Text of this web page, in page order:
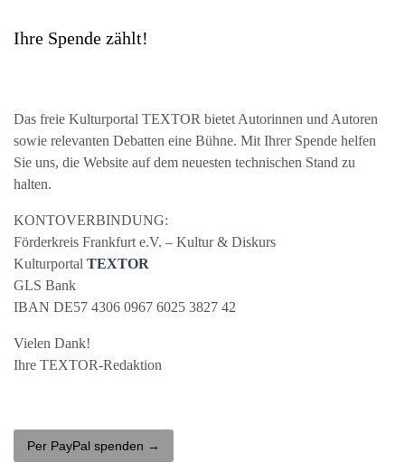
Ihre Spende zählt!
Das freie Kulturportal TEXTOR bietet Autorinnen und Autoren
sowie relevanten Debatten eine Bühne. Mit Ihrer Spende helfen
Sie uns, die Website auf dem neuesten technischen Stand zu
halten.
KONTOVERBINDUNG:
Förderkreis Frankfurt e.V. – Kultur & Diskurs
Kulturportal TEXTOR
GLS Bank
IBAN DE57 4306 0967 6025 3827 42
Vielen Dank!
Ihre TEXTOR-Redaktion
Per PayPal spenden →